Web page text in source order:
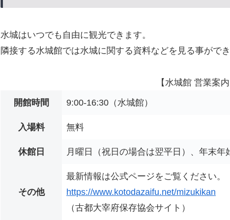
水城はいつでも自由に観光できます。
隣接する水城館では水城に関する資料などを見る事ができ
【水城館 営業案内
開館時間 9:00-16:30（水城館）
入場料 無料
休館日 月曜日（祝日の場合は翌平日）、年末年
その他
最新情報は公式ページをご覧ください。
https://www.kotodazaifu.net/mizukikan
（古都大宰府保存協会サイト）